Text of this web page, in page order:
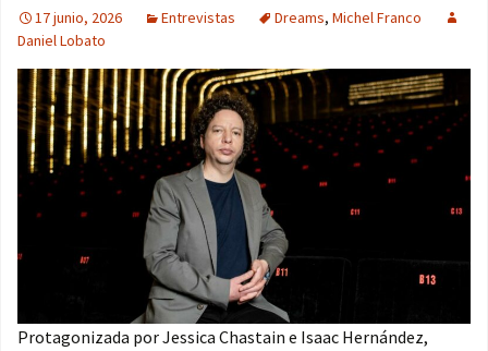
17 junio, 2026 Entrevistas Dreams, Michel Franco
Daniel Lobato
Protagonizada por Jessica Chastain e Isaac Hernández,